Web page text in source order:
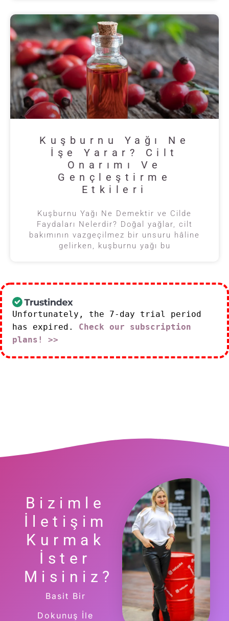
Kuşburnu Yağı Ne
İşe Yarar? Cilt
Onarımı Ve
Gençleştirme
Etkileri
Kuşburnu Yağı Ne Demektir ve Cilde
Faydaları Nelerdir? Doğal yağlar, cilt
bakımının vazgeçilmez bir unsuru hâline
gelirken, kuşburnu yağı bu
Unfortunately, the 7-day trial period
has expired. Check our subscription
plans! >>
Bizimle
İletişim
Kurmak
İster
Misiniz?
Basit Bir
Dokunuş İle